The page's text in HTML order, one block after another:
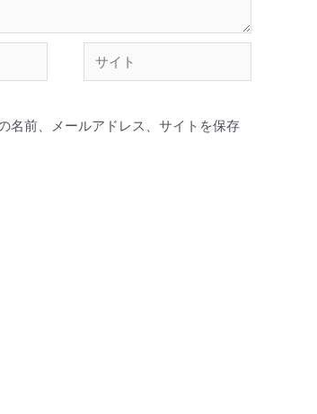
名前、メールアドレス、サイトを保存